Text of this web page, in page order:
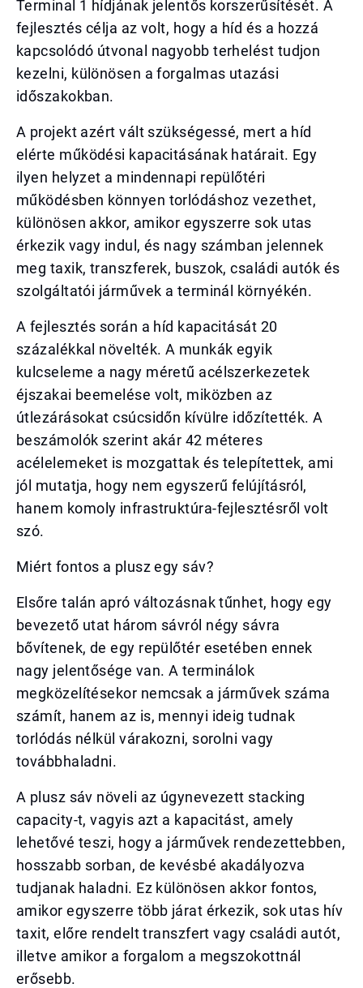
Terminal 1 hídjának jelentős korszerűsítését. A
fejlesztés célja az volt, hogy a híd és a hozzá
kapcsolódó útvonal nagyobb terhelést tudjon
kezelni, különösen a forgalmas utazási
időszakokban.
A projekt azért vált szükségessé, mert a híd
elérte működési kapacitásának határait. Egy
ilyen helyzet a mindennapi repülőtéri
működésben könnyen torlódáshoz vezethet,
különösen akkor, amikor egyszerre sok utas
érkezik vagy indul, és nagy számban jelennek
meg taxik, transzferek, buszok, családi autók és
szolgáltatói járművek a terminál környékén.
A fejlesztés során a híd kapacitását 20
százalékkal növelték. A munkák egyik
kulcseleme a nagy méretű acélszerkezetek
éjszakai beemelése volt, miközben az
útlezárásokat csúcsidőn kívülre időzítették. A
beszámolók szerint akár 42 méteres
acélelemeket is mozgattak és telepítettek, ami
jól mutatja, hogy nem egyszerű felújításról,
hanem komoly infrastruktúra-fejlesztésről volt
szó.
Miért fontos a plusz egy sáv?
Elsőre talán apró változásnak tűnhet, hogy egy
bevezető utat három sávról négy sávra
bővítenek, de egy repülőtér esetében ennek
nagy jelentősége van. A terminálok
megközelítésekor nemcsak a járművek száma
számít, hanem az is, mennyi ideig tudnak
torlódás nélkül várakozni, sorolni vagy
továbbhaladni.
A plusz sáv növeli az úgynevezett stacking
capacity-t, vagyis azt a kapacitást, amely
lehetővé teszi, hogy a járművek rendezettebben,
hosszabb sorban, de kevésbé akadályozva
tudjanak haladni. Ez különösen akkor fontos,
amikor egyszerre több járat érkezik, sok utas hív
taxit, előre rendelt transzfert vagy családi autót,
illetve amikor a forgalom a megszokottnál
erősebb.